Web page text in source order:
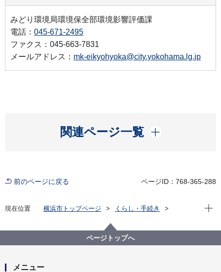
みどり環境局環境保全部環境影響評価課
電話： 045-671-2495
ファクス：045-663-7831
メールアドレス： mk-eikyohyoka@city.yokohama.lg.jp
関連ページ一覧
開く
前のページに戻る ページID：768-365-288
現在位置 横浜市トップページ
くらし・手続き
環境アセスメント
34.横浜海上防災基地非公共用ヘリポート整備事業 環
現在
ページトップへ
メニュー